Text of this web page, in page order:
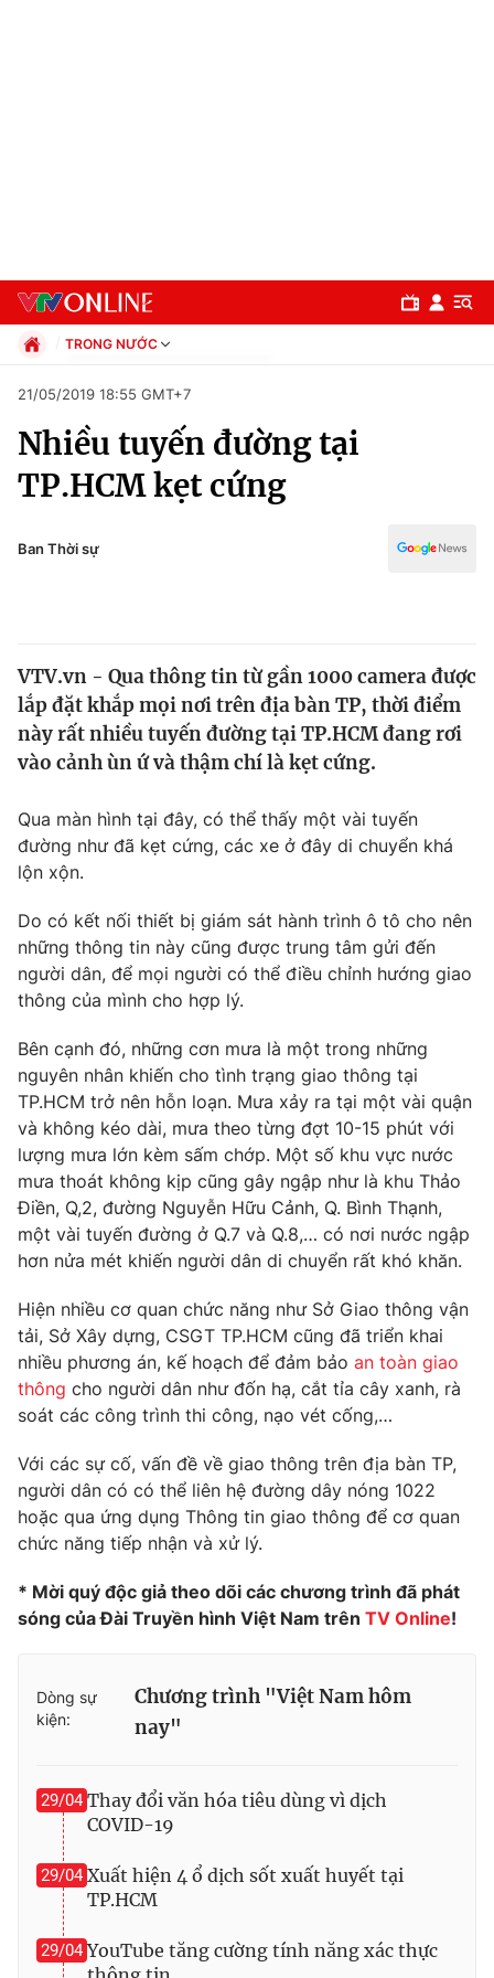
Chuyên mục
Chính trị
Y tế
Thế giới
Thế giới đó đây
Kinh tế
Tài chính
Thị trường
Góc doanh nghiệp
Dữ liệu và đời sống
Truyền hình
Phim VTV
Hậu trường
Nhân vật
Khán giả
Giải sao mai
Giải trí
Điện ảnh
Âm nhạc
Sao
Đời sống
Du lịch
Làm đẹp
Chất lượng cuộc sống
Giáo dục
Tuyển sinh
Học trực tuyến
Công nghệ
Hitech Công nghệ tương lai
Thị trường
Tư vấn
Giao lưu trực tuyến
Lịch phát sóng
Chuyên mục khác
Emagazine Podcast
Photo Infographic
Video Shorts video
VTV Sức khoẻ Bất động sản
VTV4
VTV9
Liên hệ tòa soạn English
TRONG NƯỚC
Xã hội
Pháp luật
Thể thao
Văn hóa - Giải trí
Giáo dục
21/05/2019 18:55 GMT+7
Nhiều tuyến đường tại
TP.HCM kẹt cứng
Ban Thời sự
VTV.vn - Qua thông tin từ gần 1000 camera được
lắp đặt khắp mọi nơi trên địa bàn TP, thời điểm
này rất nhiều tuyến đường tại TP.HCM đang rơi
vào cảnh ùn ứ và thậm chí là kẹt cứng.
Qua màn hình tại đây, có thể thấy một vài tuyến
đường như đã kẹt cứng, các xe ở đây di chuyển khá
lộn xộn.
Do có kết nối thiết bị giám sát hành trình ô tô cho nên
những thông tin này cũng được trung tâm gửi đến
người dân, để mọi người có thể điều chỉnh hướng giao
thông của mình cho hợp lý.
Bên cạnh đó, những cơn mưa là một trong những
nguyên nhân khiến cho tình trạng giao thông tại
TP.HCM trở nên hỗn loạn. Mưa xảy ra tại một vài quận
và không kéo dài, mưa theo từng đợt 10-15 phút với
lượng mưa lớn kèm sấm chớp. Một số khu vực nước
mưa thoát không kịp cũng gây ngập như là khu Thảo
Điền, Q,2, đường Nguyễn Hữu Cảnh, Q. Bình Thạnh,
một vài tuyến đường ở Q.7 và Q.8,… có nơi nước ngập
hơn nửa mét khiến người dân di chuyển rất khó khăn.
Hiện nhiều cơ quan chức năng như Sở Giao thông vận
tải, Sở Xây dựng, CSGT TP.HCM cũng đã triển khai
nhiều phương án, kế hoạch để đảm bảo an toàn giao
thông cho người dân như đốn hạ, cắt tỉa cây xanh, rà
soát các công trình thi công, nạo vét cống,…
Với các sự cố, vấn đề về giao thông trên địa bàn TP,
người dân có có thể liên hệ đường dây nóng 1022
hoặc qua ứng dụng Thông tin giao thông để cơ quan
chức năng tiếp nhận và xử lý.
* Mời quý độc giả theo dõi các chương trình đã phát
sóng của Đài Truyền hình Việt Nam trên TV Online!
Dòng sự
kiện:
Chương trình "Việt Nam hôm
nay"
29/04 Thay đổi văn hóa tiêu dùng vì dịch
COVID-19
29/04 Xuất hiện 4 ổ dịch sốt xuất huyết tại
TP.HCM
29/04 YouTube tăng cường tính năng xác thực